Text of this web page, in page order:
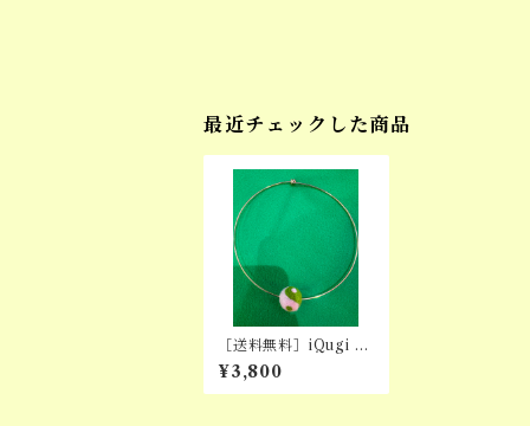
最近チェックした商品
［送料無料］iQugi 紅
: YINYANG CHOKE
R (PNK×GRN)
¥3,800